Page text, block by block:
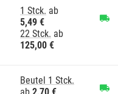
1 Stck. ab
5,49 €
22 Stck. ab
125,00 €
Beutel 1 Stck.